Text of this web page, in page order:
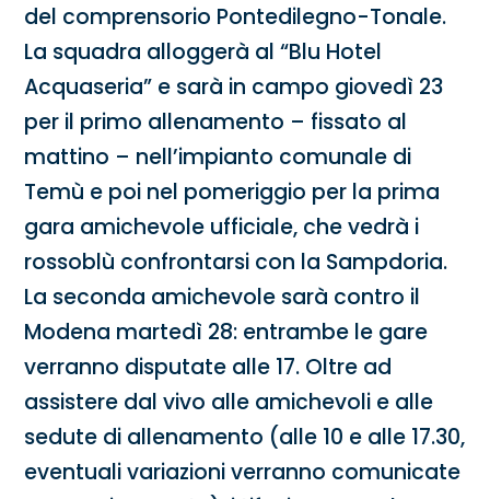
del comprensorio Pontedilegno-Tonale.
La squadra alloggerà al “Blu Hotel
Acquaseria” e sarà in campo giovedì 23
per il primo allenamento – fissato al
mattino – nell’impianto comunale di
Temù e poi nel pomeriggio per la prima
gara amichevole ufficiale, che vedrà i
rossoblù confrontarsi con la Sampdoria.
La seconda amichevole sarà contro il
Modena martedì 28: entrambe le gare
verranno disputate alle 17. Oltre ad
assistere dal vivo alle amichevoli e alle
sedute di allenamento (alle 10 e alle 17.30,
eventuali variazioni verranno comunicate